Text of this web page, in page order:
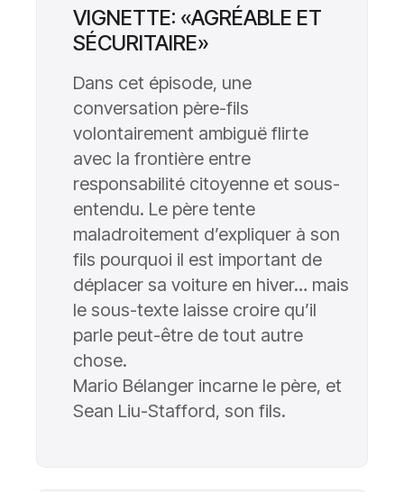
VIGNETTE: «AGRÉABLE ET
SÉCURITAIRE»
Dans cet épisode, une
conversation père-fils
volontairement ambiguë flirte
avec la frontière entre
responsabilité citoyenne et sous-
entendu. Le père tente
maladroitement d’expliquer à son
fils pourquoi il est important de
déplacer sa voiture en hiver… mais
le sous-texte laisse croire qu’il
parle peut-être de tout autre
chose.
Mario Bélanger incarne le père, et
Sean Liu-Stafford, son fils.